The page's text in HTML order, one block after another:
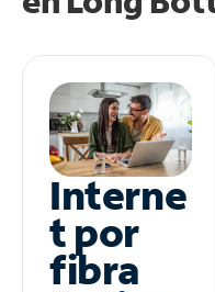
Interne
t por
fibra